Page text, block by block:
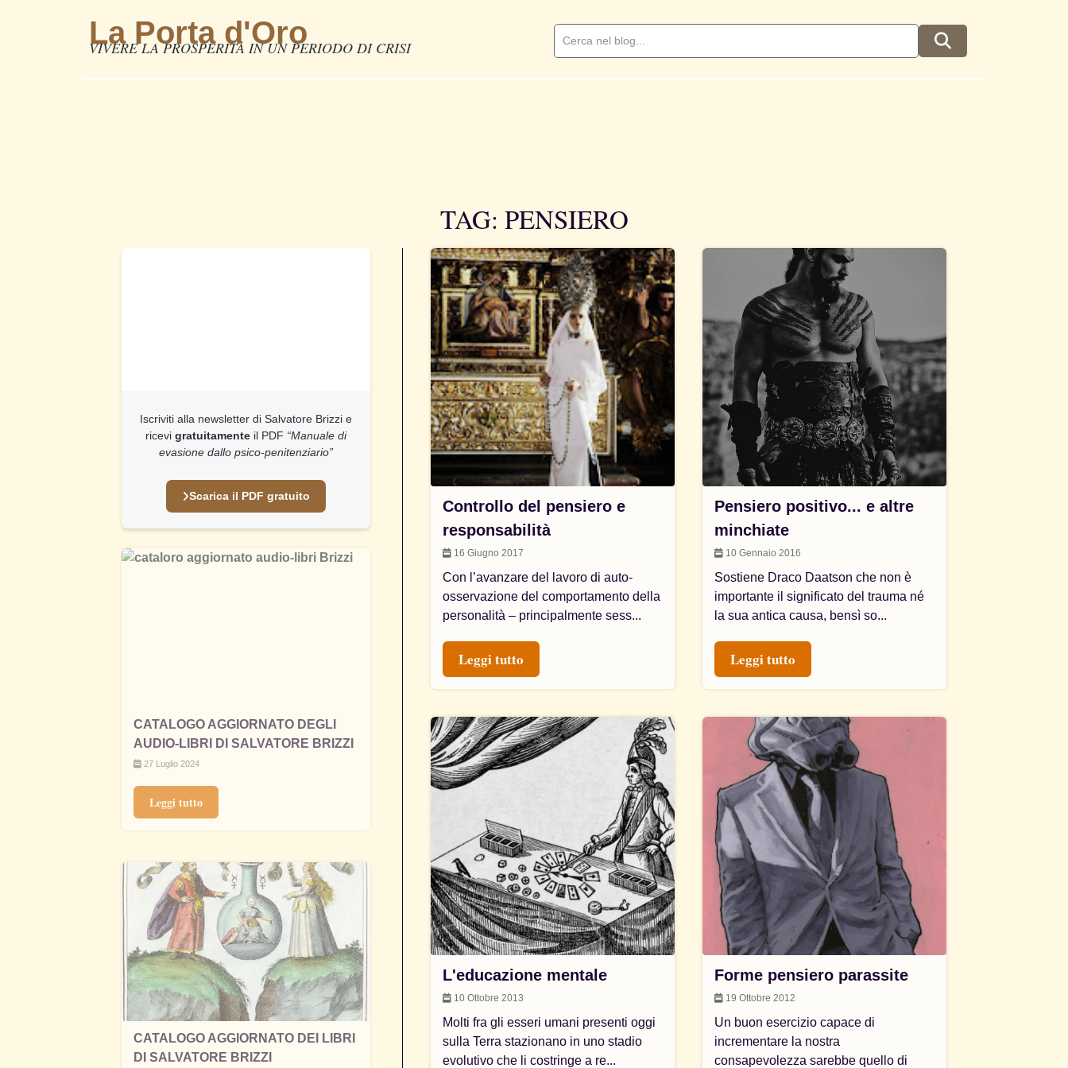
La Porta d'Oro
VIVERE LA PROSPERITÀ IN UN PERIODO DI CRISI
TAG: PENSIERO
Iscriviti alla newsletter di Salvatore Brizzi e
ricevi gratuitamenteil PDF “Manuale di
evasione dallo psico-penitenziario”
Scarica il PDF gratuito
CATALOGO AGGIORNATO DEGLI
AUDIO-LIBRI DI SALVATORE BRIZZI
27 Luglio 2024
Leggi tutto
CATALOGO AGGIORNATO DEI LIBRI
DI SALVATORE BRIZZI
Controllo del pensiero e
responsabilità
16 Giugno 2017
Con l’avanzare del lavoro di auto-
osservazione del comportamento della
personalità – principalmente sess...
Leggi tutto
Pensiero positivo... e altre
minchiate
10 Gennaio 2016
Sostiene Draco Daatson che non è
importante il significato del trauma né
la sua antica causa, bensì so...
Leggi tutto
L'educazione mentale
10 Ottobre 2013
Molti fra gli esseri umani presenti oggi
sulla Terra stazionano in uno stadio
evolutivo che li costringe a re...
Forme pensiero parassite
19 Ottobre 2012
Un buon esercizio capace di
incrementare la nostra
consapevolezza sarebbe quello di